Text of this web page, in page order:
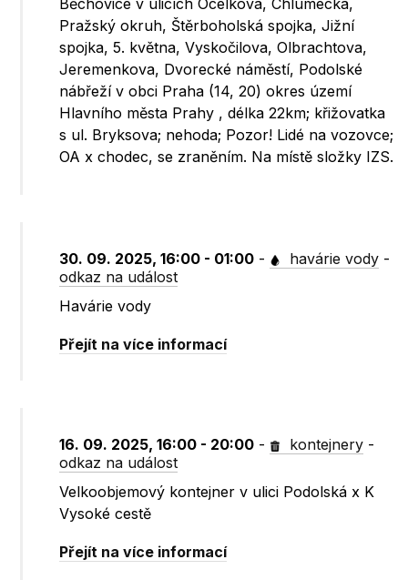
Běchovice v ulicích Ocelkova, Chlumecká,
Pražský okruh, Štěrboholská spojka, Jižní
spojka, 5. května, Vyskočilova, Olbrachtova,
Jeremenkova, Dvorecké náměstí, Podolské
nábřeží v obci Praha (14, 20) okres území
Hlavního města Prahy , délka 22km; křižovatka
s ul. Bryksova; nehoda; Pozor! Lidé na vozovce;
OA x chodec, se zraněním. Na místě složky IZS.
30. 09. 2025, 16:00 - 01:00 - havárie vody -
odkaz na událost
Havárie vody
Přejít na více informací
16. 09. 2025, 16:00 - 20:00 - kontejnery -
odkaz na událost
Velkoobjemový kontejner v ulici Podolská x K
Vysoké cestě
Přejít na více informací